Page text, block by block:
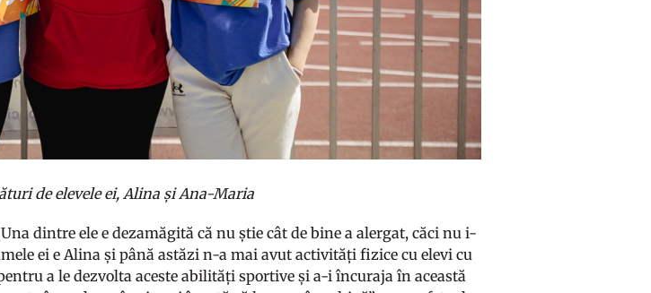
de elevele ei, Alina și Ana-Maria
dintre ele e dezamăgită că nu știe cât de bine a alergat, căci nu i-
ei e Alina și până astăzi n-a mai avut activități fizice cu elevi cu
a le dezvolta aceste abilități sportive și a-i încuraja în această